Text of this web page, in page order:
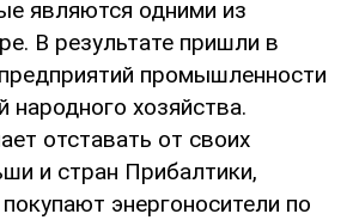
являются одними из
В результате пришли в
промышленности
народного хозяйства.
отставать от своих
и стран Прибалтики,
энергоносители по